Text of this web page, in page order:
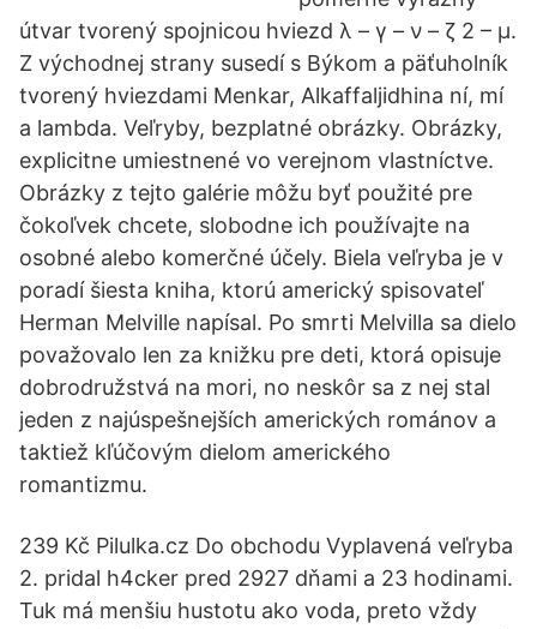
útvar tvorený spojnicou hviezd λ – γ – ν – ζ 2 – μ.
Z východnej strany susedí s Býkom a päťuholník
tvorený hviezdami Menkar, Alkaffaljidhina ní, mí
a lambda. Veľryby, bezplatné obrázky. Obrázky,
explicitne umiestnené vo verejnom vlastníctve.
Obrázky z tejto galérie môžu byť použité pre
čokoľvek chcete, slobodne ich používajte na
osobné alebo komerčné účely. Biela veľryba je v
poradí šiesta kniha, ktorú americký spisovateľ
Herman Melville napísal. Po smrti Melvilla sa dielo
považovalo len za knižku pre deti, ktorá opisuje
dobrodružstvá na mori, no neskôr sa z nej stal
jeden z najúspešnejších amerických románov a
taktiež kľúčovým dielom amerického
romantizmu.
239 Kč Pilulka.cz Do obchodu Vyplavená veľryba
2. pridal h4cker pred 2927 dňami a 23 hodinami.
Tuk má menšiu hustotu ako voda, preto vždy